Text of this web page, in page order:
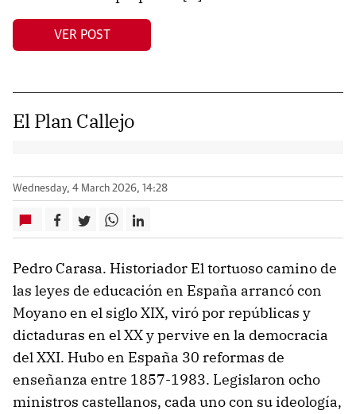
VER POST
El Plan Callejo
Wednesday, 4 March 2026, 14:28
Pedro Carasa. Historiador El tortuoso camino de
las leyes de educación en España arrancó con
Moyano en el siglo XIX, viró por repúblicas y
dictaduras en el XX y pervive en la democracia
del XXI. Hubo en España 30 reformas de
enseñanza entre 1857-1983. Legislaron ocho
ministros castellanos, cada uno con su ideología,